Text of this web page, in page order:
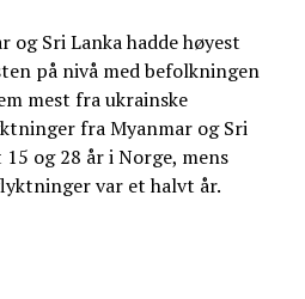
Sri Lanka hadde høyest
på nivå med befolkningen
mest fra ukrainske
fra Myanmar og Sri
og 28 år i Norge, mens
var et halvt år.